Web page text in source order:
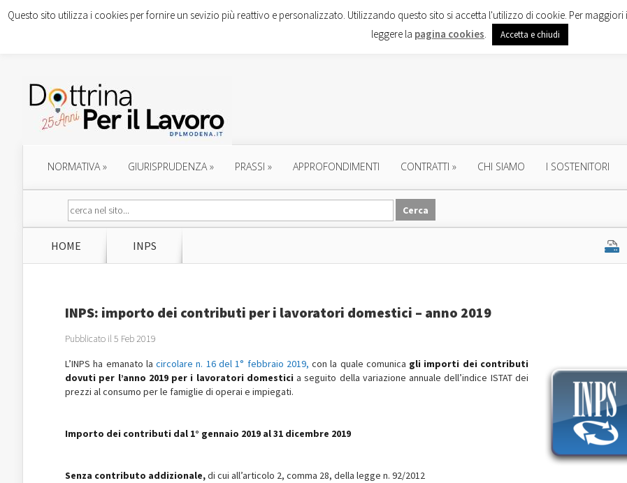
NORMATIVA» GIURISPRUDENZA» PRASSI » APPROFONDIMENTI CONTRATTI » CHI SIAMO I SOSTENITORI
HOME INPS
INPS: importo dei contributi per i lavoratori domestici – anno 2019
Pubblicato il 5 Feb 2019
L’INPS ha emanato lacircolare n. 16 del 1° febbraio 2019, con la quale comunica gli importi dei contributi
dovuti per l’anno 2019 per i lavoratori domestici a seguito della variazione annuale dell’indice ISTAT dei
prezzi al consumo per le famiglie di operai e impiegati.
Importo dei contributi dal 1° gennaio 2019 al 31 dicembre 2019
Senza contributo addizionale,di cui all’articolo 2, comma 28, della legge n. 92/2012
Questo sito utilizza i cookies per fornire un sevizio più reattivo e personalizzato. Utilizzando questo sito si accetta l'utilizzo di cookie. Per
leggere la pagina cookies. Accetta e chiudi